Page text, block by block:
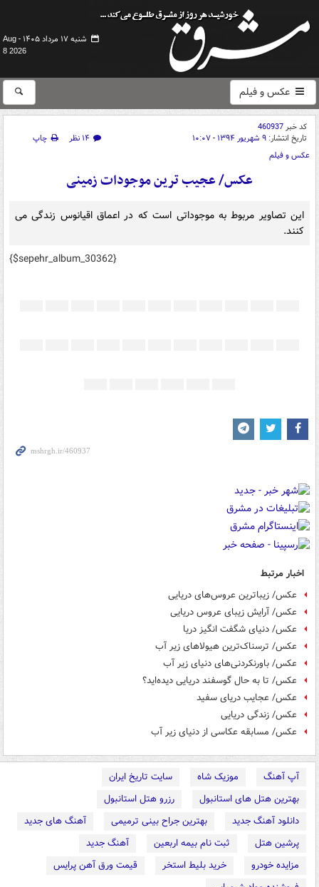
شنبه ۱۷ مرداد ۱۴۰۵ -
Aug
8 2026
عکس و فیلم
کد خبر460937
تاریخ انتشار: ۹ شهریور ۱۳۹۴ - ۱۰:۰۷ ۱۴ نظر
چاپ
عکس و فیلم
عکس/ عجیب ترین موجودات زمینی
این تصاویر مربوط به موجوداتی است که در اعماق اقیانوس زندگی می
کنند.
{$sepehr_album_30362}
اخبار مرتبط
عکس/ زیباترین عروس‌های دریایی
عکس/ آرایش زیبای عروس دریایی
عکس/ دنیای شگفت انگیز دریا
عکس/ ترسناک‌ترین هیولاهای زیر آب
عکس/ باورنکردنی‌های دنیای زیر آب
عکس/ تا به‌ حال گوسفند دریایی دیده‌اید؟
عکس/ عجایب دریای سفید
عکس/ زندگی دریایی
عکس/ مسابقه عکاسی از دنیای زیر آب
آپ آهنگ موزیک شاه
سایت تاریخ ایران
بهترین هتل های استانبول
رزرو هتل استانبول
دانلود آهنگ جدید
بهترین جراح بینی ترمیمی
آهنگ های جدید
پرشین هتل
ثبت نام بیمه اربعین
آهنگ جدید
مزایده خودرو
خرید بلیط استخر
قیمت ورق آهن پرایس